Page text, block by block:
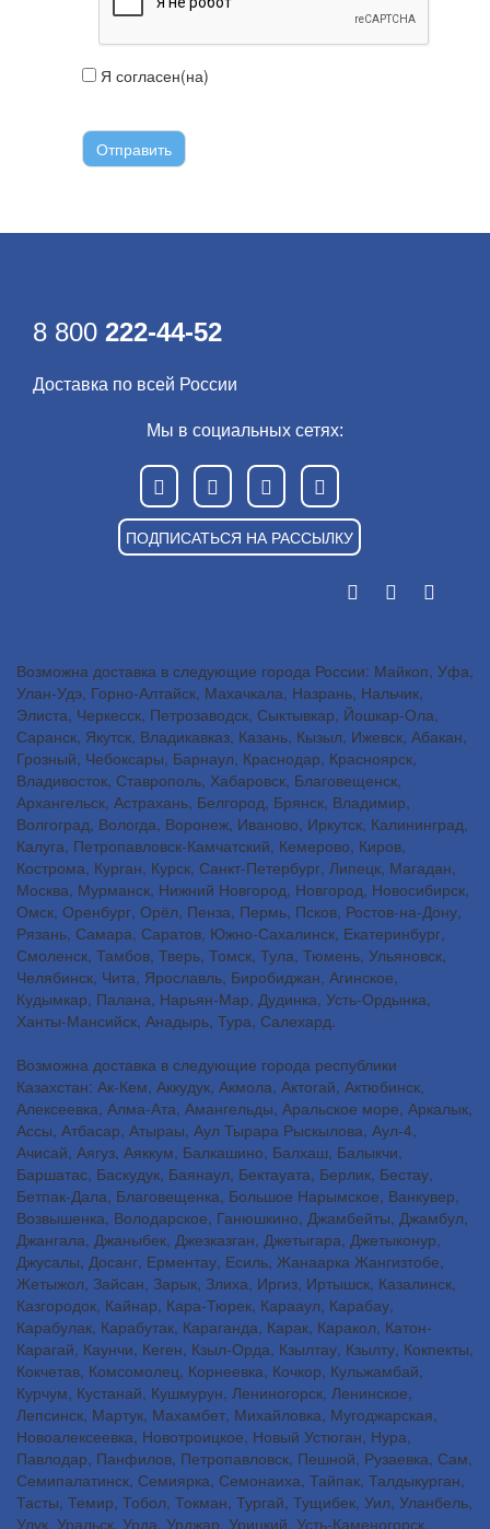
Я согласен(на)
8 800 222-44-52
Доставка по всей России
Мы в социальных сетях:
ПОДПИСАТЬСЯ НА РАССЫЛКУ
Возможна доставка в следующие города России: Майкоп, Уфа,
Улан-Удэ, Горно-Алтайск, Махачкала, Назрань, Нальчик,
Элиста, Черкесск, Петрозаводск, Сыктывкар, Йошкар-Ола,
Саранск, Якутск, Владикавказ, Казань, Кызыл, Ижевск, Абакан,
Грозный, Чебоксары, Барнаул, Краснодар, Красноярск,
Владивосток, Ставрополь, Хабаровск, Благовещенск,
Архангельск, Астрахань, Белгород, Брянск, Владимир,
Волгоград, Вологда, Воронеж, Иваново, Иркутск, Калининград,
Калуга, Петропавловск-Камчатский, Кемерово, Киров,
Кострома, Курган, Курск, Санкт-Петербург, Липецк, Магадан,
Москва, Мурманск, Нижний Новгород, Новгород, Новосибирск,
Омск, Оренбург, Орёл, Пенза, Пермь, Псков, Ростов-на-Дону,
Рязань, Самара, Саратов, Южно-Сахалинск, Екатеринбург,
Смоленск, Тамбов, Тверь, Томск, Тула, Тюмень, Ульяновск,
Челябинск, Чита, Ярославль, Биробиджан, Агинское,
Кудымкар, Палана, Нарьян-Мар, Дудинка, Усть-Ордынка,
Ханты-Мансийск, Анадырь, Тура, Салехард.
Возможна доставка в следующие города республики
Казахстан: Ак-Кем, Аккудук, Акмола, Актогай, Актюбинск,
Алексеевка, Алма-Ата, Амангельды, Аральское море, Аркалык,
Ассы, Атбасар, Атыраы, Аул Тырара Рыскылова, Аул-4,
Ачисай, Аягуз, Аяккум, Балкашино, Балхаш, Балыкчи,
Баршатас, Баскудук, Баянаул, Бектауата, Берлик, Бестау,
Бетпак-Дала, Благовещенка, Большое Нарымское, Ванкувер,
Возвышенка, Володарское, Ганюшкино, Джамбейты, Джамбул,
Джангала, Джаныбек, Джезказган, Джетыгара, Джетыконур,
Джусалы, Досанг, Ерментау, Есиль, Жанаарка Жангизтобе,
Жетыжол, Зайсан, Зарык, Злиха, Иргиз, Иртышск, Казалинск,
Казгородок, Кайнар, Кара-Тюрек, Карааул, Карабау,
Карабулак, Карабутак, Караганда, Карак, Каракол, Катон-
Карагай, Каунчи, Кеген, Кзыл-Орда, Кзылтау, Кзылту, Кокпекты,
Кокчетав, Комсомолец, Корнеевка, Кочкор, Кульжамбай,
Курчум, Кустанай, Кушмурун, Лениногорск, Ленинское,
Лепсинск, Мартук, Махамбет, Михайловка, Мугоджарская,
Новоалексеевка, Новотроицкое, Новый Устюган, Нура,
Павлодар, Панфилов, Петропавловск, Пешной, Рузаевка, Сам,
Семипалатинск, Семиярка, Семонаиха, Тайпак, Талдыкурган,
Тасты, Темир, Тобол, Токман, Тургай, Тущибек, Уил, Уланбель,
Улук, Уральск, Урда, Урджар, Урицкий, Усть-Каменогорск,